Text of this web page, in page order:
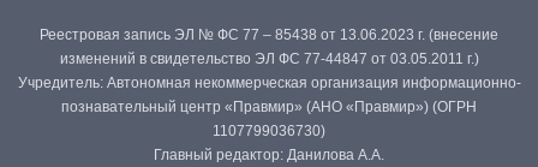
Реестровая запись ЭЛ № ФС 77 – 85438 от 13.06.2023 г. (внесение
изменений в свидетельство ЭЛ ФС 77-44847 от 03.05.2011 г.)
Учредитель: Автономная некоммерческая организация информационно-
познавательный центр «Правмир» (АНО «Правмир») (ОГРН
1107799036730)
Главный редактор: Данилова А.А.